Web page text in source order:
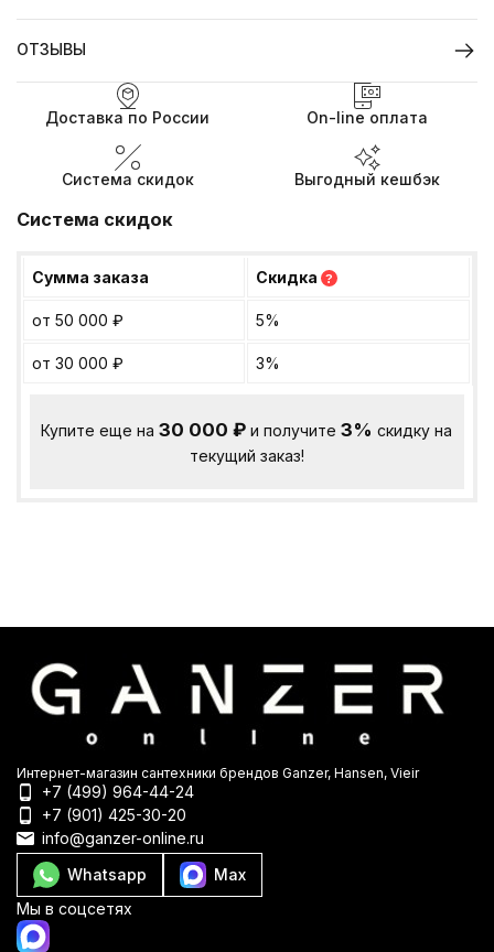
ОТЗЫВЫ
Доставка по России On-line оплата
Система скидок Выгодный кешбэк
Система скидок
Сумма заказа Скидка ?
от 50 000 ₽ 5%
от 30 000 ₽ 3%
Купите еще на30 000₽ и получите3% скидку на
текущий заказ!
Интернет-магазин сантехники брендов Ganzer, Hansen, Vieir
+7 (499) 964-44-24
+7 (901) 425-30-20
info@ganzer-online.ru
Whatsapp
Max
Мы в соцсетях